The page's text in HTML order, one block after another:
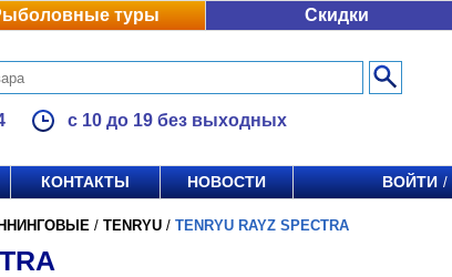
туры Скидки
с 10 до 19 без выходных
КОНТАКТЫ НОВОСТИ ВОЙТИ /
/ TENRYU / TENRYU RAYZ SPECTRA